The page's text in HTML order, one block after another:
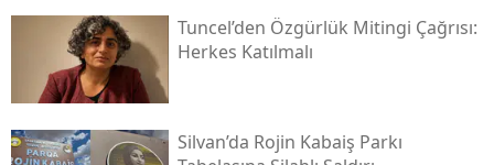
Tuncel’den Özgürlük Mitingi Çağrısı:
Herkes Katılmalı
Silvan’da Rojin Kabaiş Parkı